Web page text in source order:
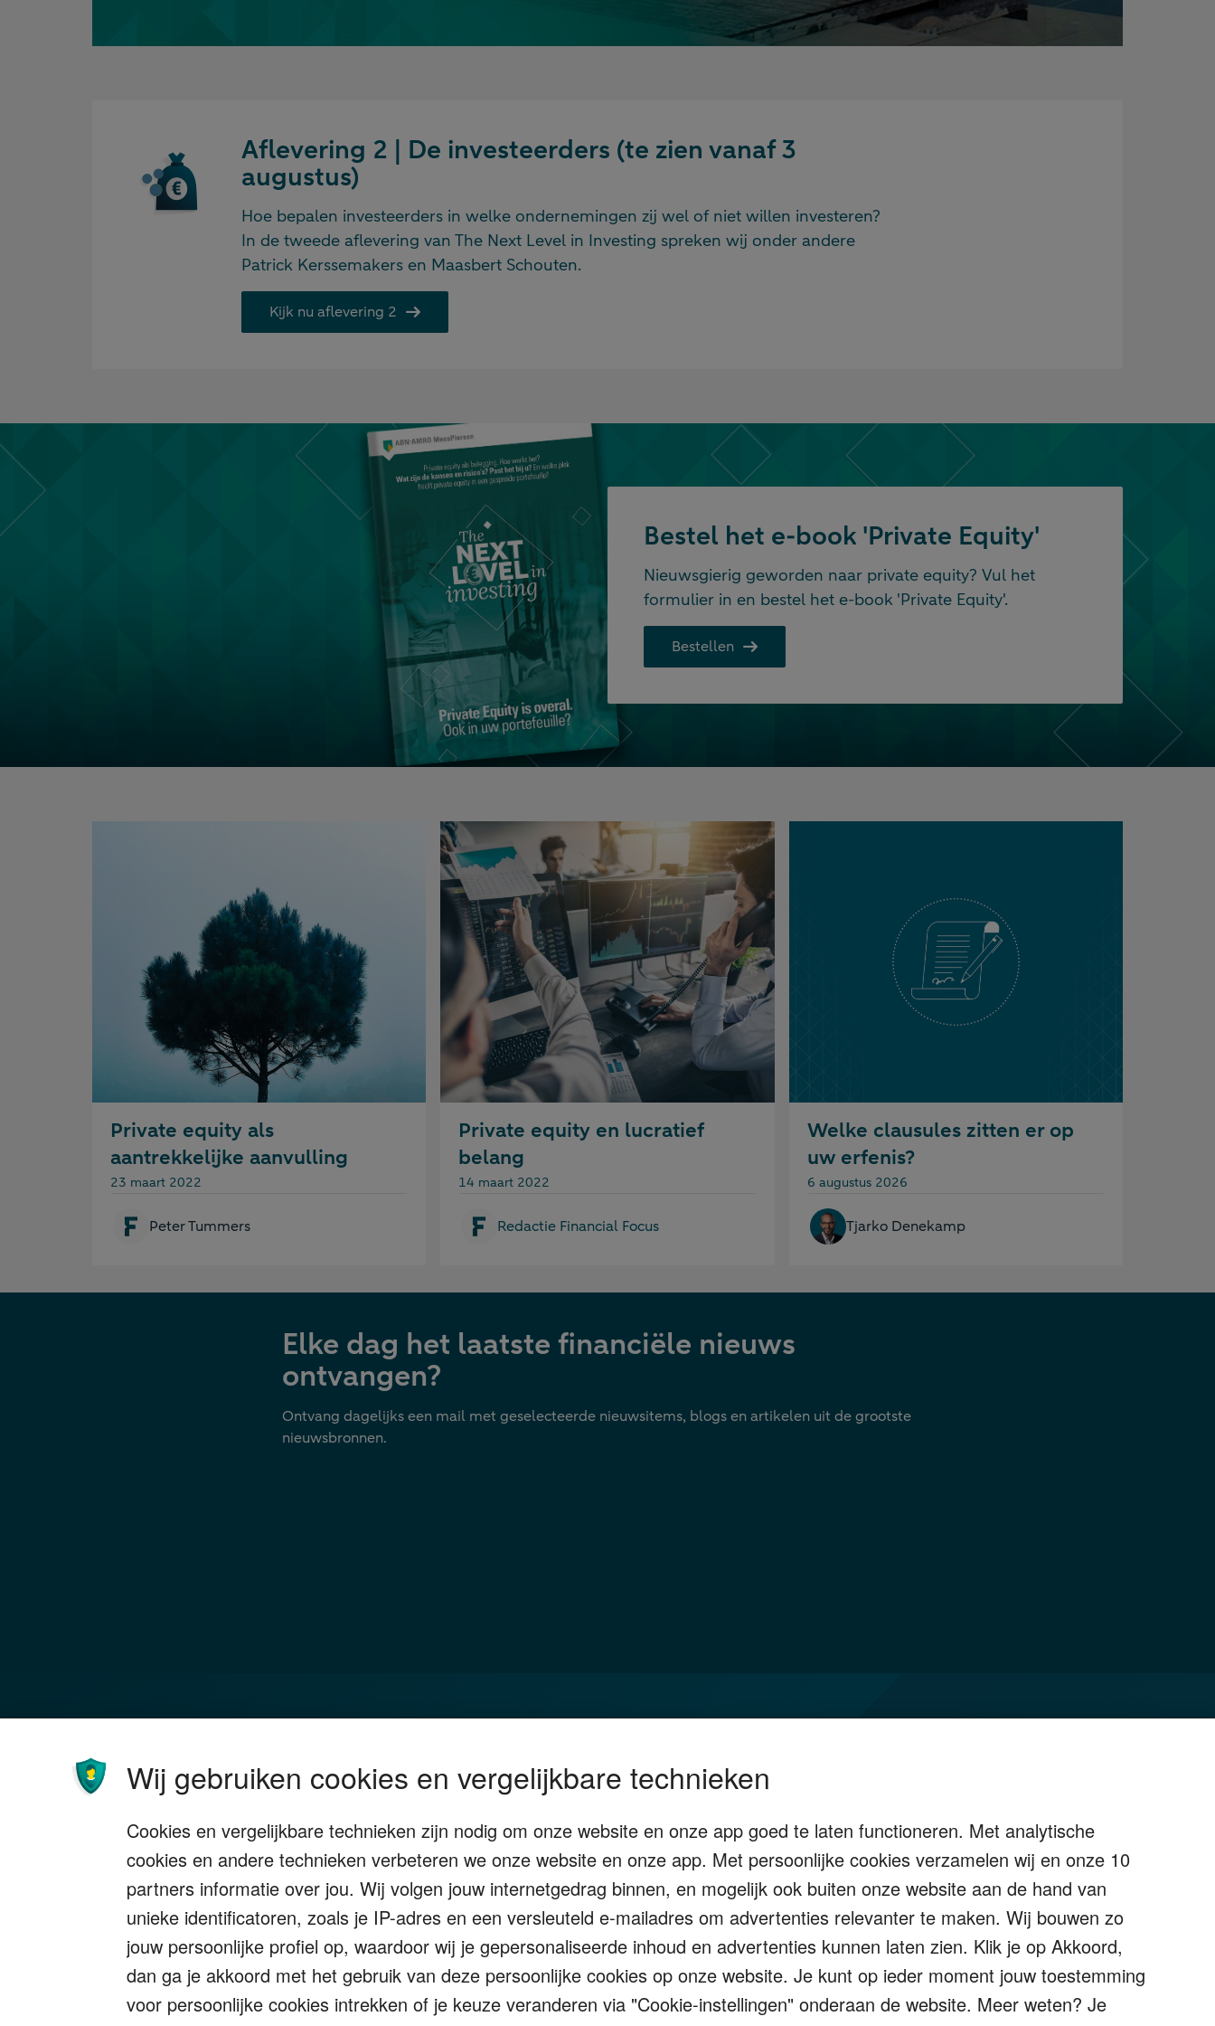
Aflevering 2 | De investeerders (te zien vanaf 3
augustus)
Hoe bepalen investeerders in welke ondernemingen zij wel of niet willen investeren?
In de tweede aflevering van The Next Level in Investing spreken wij onder andere
Patrick Kerssemakers en Maasbert Schouten.
Kijk nu aflevering 2
Bestel het e-book 'Private Equity'
Nieuwsgierig geworden naar private equity? Vul het
formulier in en bestel het e-book 'Private Equity'.
Bestellen
Private equity als
aantrekkelijke aanvulling
Gepubliceerd op:
23 maart 2022
Peter Tummers
Private equity en lucratief
belang
Gepubliceerd op:
14 maart 2022
Redactie Financial Focus
Welke clausules zitten er op
uw erfenis?
Gepubliceerd op:
6 augustus 2026
Tjarko Denekamp
Elke dag het laatste financiële nieuws
ontvangen?
Ontvang dagelijks een mail met geselecteerde nieuwsitems, blogs en artikelen uit de grootste
nieuwsbronnen.
Investeren
Stoppen met werken
Box 3
Nalatenschap
Vermogensplanning
DGA
The Exit Years
Contact
Alles voor en over vermogenden.
Wij gebruiken cookies en vergelijkbare technieken
Cookies en vergelijkbare technieken zijn nodig om onze website en onze app goed te laten functioneren. Met analytische
cookies en andere technieken verbeteren we onze website en onze app. Met persoonlijke cookies verzamelen wij en onze 10
partners informatie over jou. Wij volgen jouw internetgedrag binnen, en mogelijk ook buiten onze website aan de hand van
unieke identificatoren, zoals je IP-adres en een versleuteld e-mailadres om advertenties relevanter te maken. Wij bouwen zo
jouw persoonlijke profiel op, waardoor wij je gepersonaliseerde inhoud en advertenties kunnen laten zien. Klik je op Akkoord,
dan ga je akkoord met het gebruik van deze persoonlijke cookies op onze website. Je kunt op ieder moment jouw toestemming
voor persoonlijke cookies intrekken of je keuze veranderen via "Cookie-instellingen" onderaan de website. Meer weten? Je